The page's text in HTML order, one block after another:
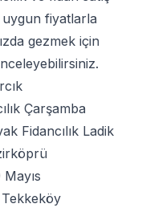
uygun fiyatlarla
gezmek için
Çarşamba
Fidancılık Ladik
Mayıs
Tekkeköy